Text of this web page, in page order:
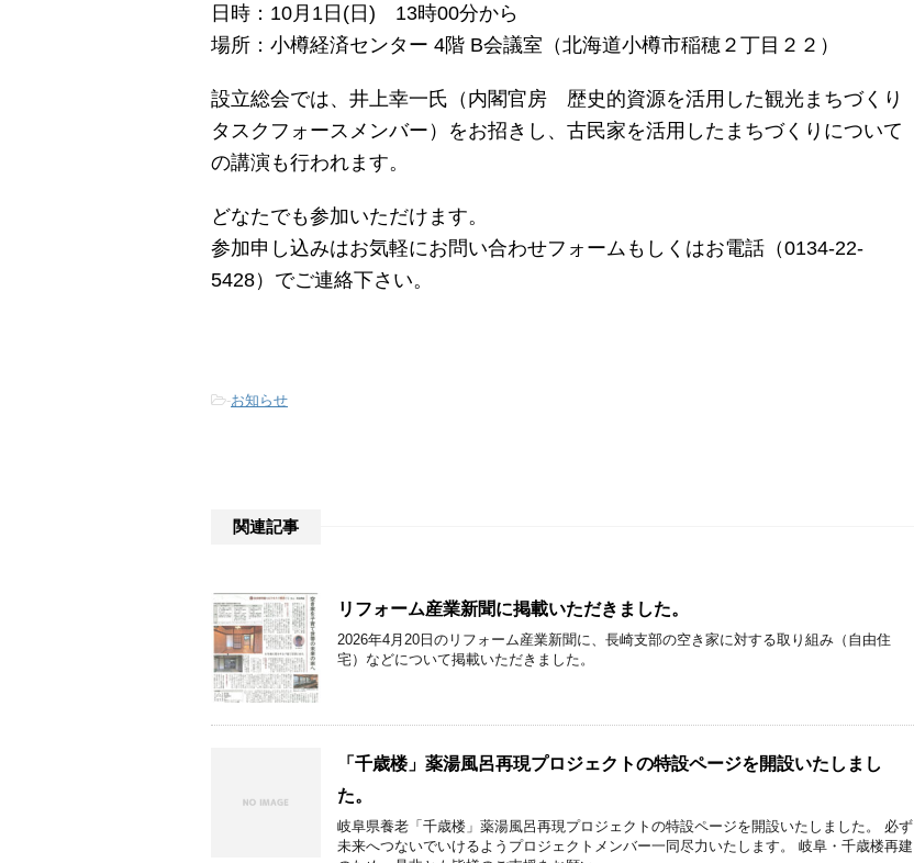
日時：10月1日(日) 13時00分から
場所：小樽経済センター 4階 B会議室（北海道小樽市稲穂２丁目２２）
設立総会では、井上幸一氏（内閣官房 歴史的資源を活用した観光まちづくり
タスクフォースメンバー）をお招きし、古民家を活用したまちづくりについて
の講演も行われます。
どなたでも参加いただけます。
参加申し込みはお気軽にお問い合わせフォームもしくはお電話（0134-22-
5428）でご連絡下さい。
-お知らせ
関連記事
リフォーム産業新聞に掲載いただきました。
2026年4月20日のリフォーム産業新聞に、長崎支部の空き家に対する取り組み（自由住
宅）などについて掲載いただきました。
「千歳楼」薬湯風呂再現プロジェクトの特設ページを開設いたしまし
た。
岐阜県養老「千歳楼」薬湯風呂再現プロジェクトの特設ページを開設いたしました。 必ず
未来へつないでいけるようプロジェクトメンバー一同尽力いたします。 岐阜・千歳楼再建